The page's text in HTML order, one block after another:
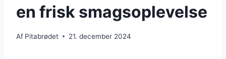
en frisk smagsoplevelse
Af Pitabrødet 21. december 2024